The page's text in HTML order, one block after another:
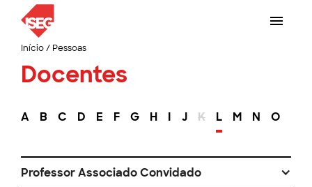
Início/ Pessoas
Docentes
A B C D E F G H I J K L M N O
Professor Associado Convidado